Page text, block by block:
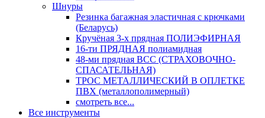
Шнуры
Резинка багажная эластичная с крючками
(Беларусь)
Кручёная 3-х прядная ПОЛИЭФИРНАЯ
16-ти ПРЯДНАЯ полиамидная
48-ми прядная ВСС (СТРАХОВОЧНО-
СПАСАТЕЛЬНАЯ)
ТРОС МЕТАЛЛИЧЕСКИЙ В ОПЛЕТКЕ
ПВХ (металлополимерный)
смотреть все...
Все инструменты